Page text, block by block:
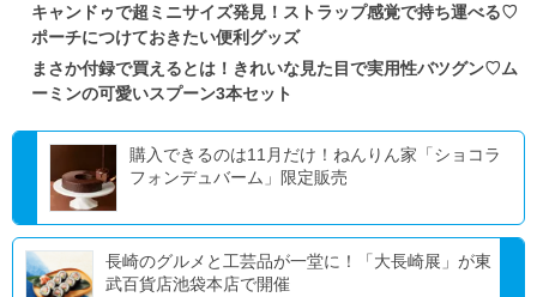
キャンドゥで超ミニサイズ発見！ストラップ感覚で持ち運べる♡
ポーチにつけておきたい便利グッズ
まさか付録で買えるとは！きれいな見た目で実用性バツグン♡ム
ーミンの可愛いスプーン3本セット
購入できるのは11月だけ！ねんりん家「ショコラ
フォンデュバーム」限定販売
長崎のグルメと工芸品が一堂に！「大長崎展」が東
武百貨店池袋本店で開催